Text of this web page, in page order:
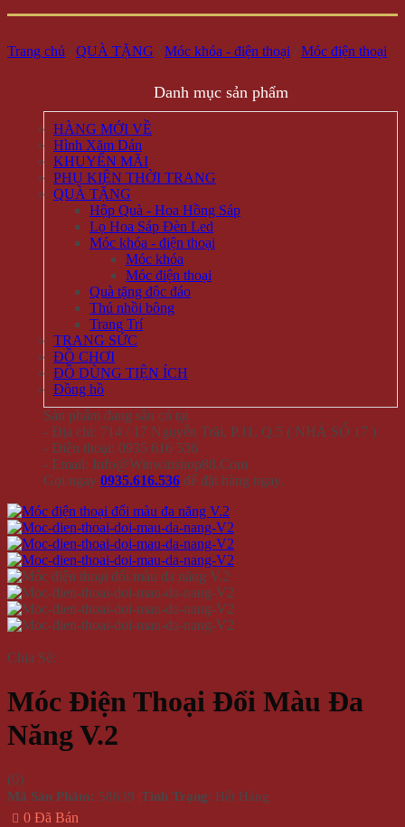
Trang chủ / QUÀ TẶNG / Móc khóa - điện thoại / Móc điện thoại
Danh mục sản phẩm
HÀNG MỚI VỀ
Hình Xăm Dán
KHUYẾN MÃI
PHỤ KIỆN THỜI TRANG
QUÀ TẶNG
Hộp Quà - Hoa Hồng Sáp
Lọ Hoa Sáp Đèn Led
Móc khóa - điện thoại
Móc khóa
Móc điện thoại
Quà tặng độc đáo
Thú nhồi bông
Trang Trí
TRANG SỨC
ĐỒ CHƠI
ĐỒ DÙNG TIỆN ÍCH
Đồng hồ
Sản phẩm đang sẵn có tại
- Địa chỉ: 714 / 17 Nguyễn Trãi, P.11, Q.5 ( NHÀ SỐ 17 )
- Điện thoại: 0935 616 536
- Email: Info@Winwinshop88.Com
Gọi ngay 0935.616.536 để đặt hàng ngay.
Chia Sẻ:
Móc Điện Thoại Đổi Màu Đa
Năng V.2
(0)
Mã Sản Phẩm: 58639 |Tình Trạng: Hết Hàng
0 Đã Bán